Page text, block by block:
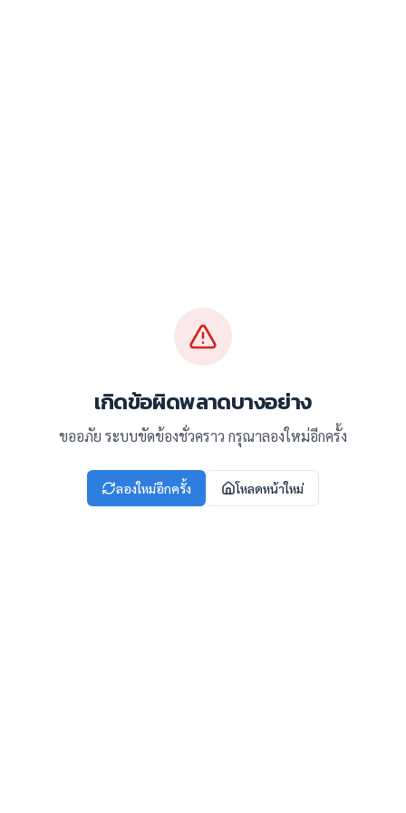
เกิดข้อผิดพลาดบางอย่าง
ขออภัย ระบบขัดข้องชั่วคราว กรุณาลองใหม่อีกครั้ง
ลองใหม่อีกครั้ง โหลดหน้าใหม่